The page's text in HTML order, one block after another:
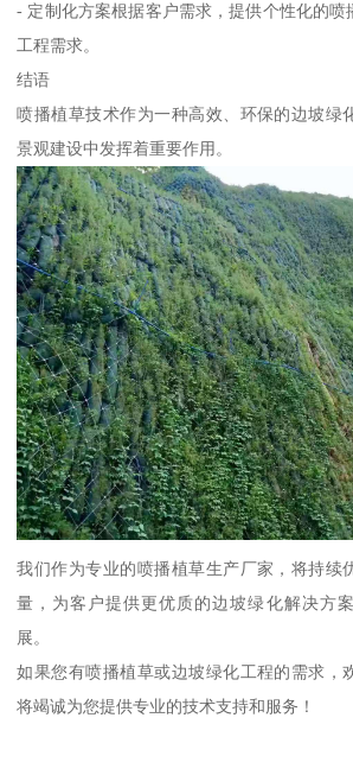
- 定制化方案根据客户需求，提供个性化的喷
工程需求。
结语
喷播植草技术作为一种高效、环保的边坡绿
景观建设中发挥着重要作用。
我们作为专业的喷播植草生产厂家，将持续
量，为客户提供更优质的边坡绿化解决方
展。
如果您有喷播植草或边坡绿化工程的需求，
将竭诚为您提供专业的技术支持和服务！